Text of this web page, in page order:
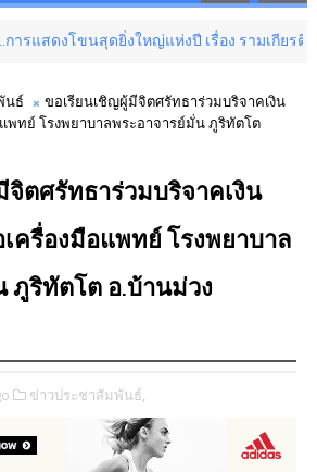
ยิ่งใหญ่แห่งปี เรื่อง รามเกียรติ์ ตอน สีดา 12 สิ
นธ์
ขอเรียนเชิญผู้มีจิตศรัทธาร่วมบริจาคเงิน
ทย์ โรงพยาบาลพระอาจารย์มั่น ภูริทัตโต
ตศรัทธาร่วมบริจาคเงิน
ครื่องมือแพทย์ โรงพยาบาล
ภูริทัตโต อ.บ้านม่วง
ข่าวประชาสัมพันธ์,